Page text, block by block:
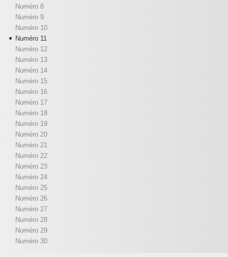
Numéro 8
Numéro 9
Numéro 10
Numéro 11
Numéro 12
Numéro 13
Numéro 14
Numéro 15
Numéro 16
Numéro 17
Numéro 18
Numéro 19
Numéro 20
Numéro 21
Numéro 22
Numéro 23
Numéro 24
Numéro 25
Numéro 26
Numéro 27
Numéro 28
Numéro 29
Numéro 30